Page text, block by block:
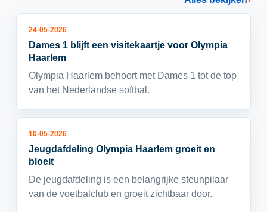
24-05-2026
Dames 1 blijft een visitekaartje voor Olympia
Haarlem
Olympia Haarlem behoort met Dames 1 tot de top
van het Nederlandse softbal.
10-05-2026
Jeugdafdeling Olympia Haarlem groeit en
bloeit
De jeugdafdeling is een belangrijke steunpilaar
van de voetbalclub en groeit zichtbaar door.